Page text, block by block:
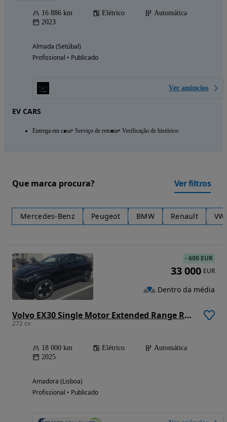
16 886 km Elétrico
Automática
2023
Almada (Setúbal)
Profissional • Publicado
Ver anúncios
EV CARS
Entrega em casa Serviço de retoma Verificação de histórico
Que marca procura? Ver filtros
Mercedes-Benz Peugeot BMW Renault VW
Volvo EX30 Single Motor Extended Range RWD Core
272 cv
18 000 km Elétrico
Automática
2025
Amadora (Lisboa)
Profissional • Publicado
-600 EUR
33 000 EUR
Dentro da média